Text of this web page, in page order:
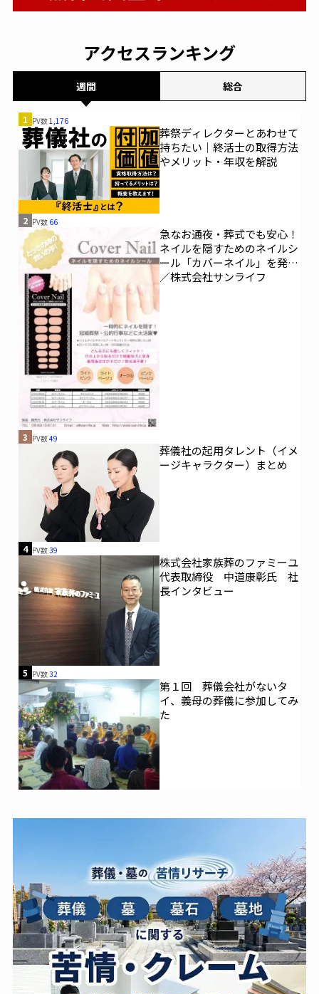
アクセスランキング
週間 総合
1 PV数1,176
葬祭ディレクターとあわせて
持ちたい｜終活士の取得方法
やメリット・年収を解説
2 PV数 66
急なお通夜・葬式でも安心！
ネイルを隠すためのネイルシ
ール「カバーネイル」を発売
／株式会社サンライフ
3 PV数49
葬儀社の起用タレント（イメ
ージキャラクター）まとめ
4 PV数39
株式会社家族葬のファミーユ
代表取締役 中道康彰氏 社
長インタビュー
5 PV数32
第１回 葬儀会社がないタ
イ、義母の葬儀に参加してみ
た